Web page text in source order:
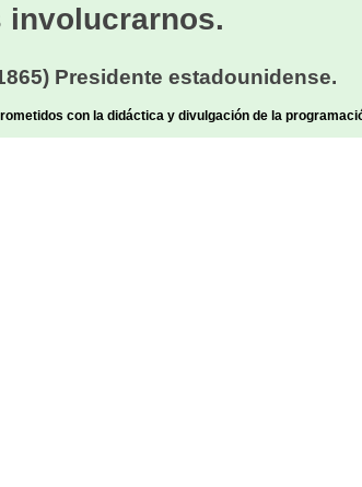
involucrarnos.
Presidente estadounidense.
con la didáctica y divulgación de la